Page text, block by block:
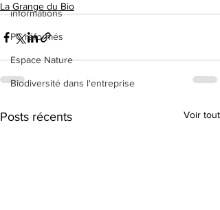
informations
PC réformés
Espace Nature
Biodiversité dans l'entreprise
La Grange du Bio
Posts récents Voir tout